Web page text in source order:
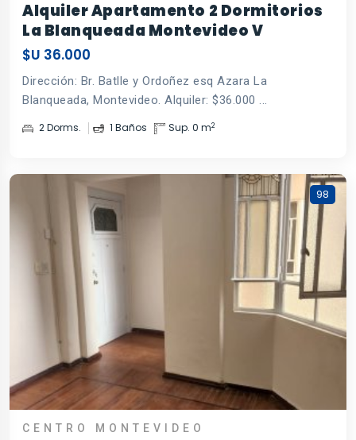
Alquiler Apartamento 2 Dormitorios
La Blanqueada Montevideo V
$U 36.000
Dirección: Br. Batlle y Ordoñez esq Azara La
Blanqueada, Montevideo. Alquiler: $36.000 ...
2 Dorms. 1 Baños Sup. 0 m2
98
CENTRO MONTEVIDEO